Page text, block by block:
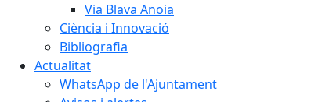
Via Blava Anoia
Ciència i Innovació
Bibliografia
Actualitat
WhatsApp de l'Ajuntament